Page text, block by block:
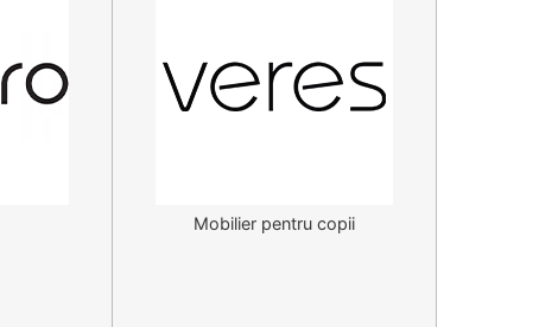
Mobilier pentru copii